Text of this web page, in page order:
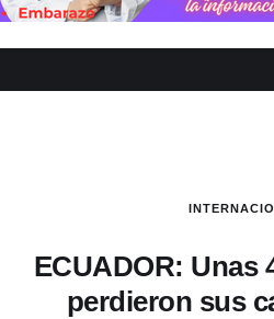
ECUADOR: Unas
perdieron sus